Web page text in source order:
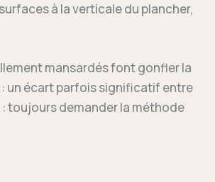
à la verticale du plancher,
mansardés font gonfler la
: un écart parfois significatif entre
toujours demander la méthode